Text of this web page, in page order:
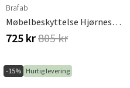
Danmark
Suomi
Brafab
Møbelbeskyttelse Hjørnesofa 225/225x70 Cm Waterproof
725 kr805 kr
-15% Hurtig levering